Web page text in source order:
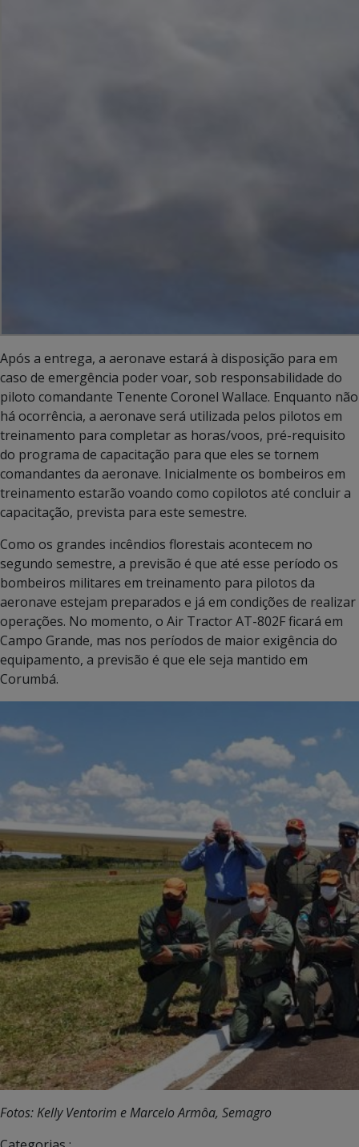
Após a entrega, a aeronave estará à disposição para em
caso de emergência poder voar, sob responsabilidade do
piloto comandante Tenente Coronel Wallace. Enquanto não
há ocorrência, a aeronave será utilizada pelos pilotos em
treinamento para completar as horas/voos, pré-requisito
do programa de capacitação para que eles se tornem
comandantes da aeronave. Inicialmente os bombeiros em
treinamento estarão voando como copilotos até concluir a
capacitação, prevista para este semestre.
Como os grandes incêndios florestais acontecem no
segundo semestre, a previsão é que até esse período os
bombeiros militares em treinamento para pilotos da
aeronave estejam preparados e já em condições de realizar
operações. No momento, o Air Tractor AT-802F ficará em
Campo Grande, mas nos períodos de maior exigência do
equipamento, a previsão é que ele seja mantido em
Corumbá.
Fotos: Kelly Ventorim e Marcelo Armôa, Semagro